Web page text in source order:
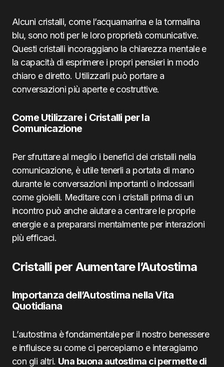
Alcuni cristalli, come l’acquamarina e la tormalina
blu, sono noti per le loro proprietà comunicative.
Questi cristalli incoraggiano la chiarezza mentale e
la capacità di esprimere i propri pensieri in modo
chiaro e diretto. Utilizzarli può portare a
conversazioni più aperte e costruttive.
Come Utilizzare i Cristalli per la
Comunicazione
Per sfruttare al meglio i benefici dei cristalli nella
comunicazione, è utile tenerli a portata di mano
durante le conversazioni importanti o indossarli
come gioielli. Meditare con i cristalli prima di un
incontro può anche aiutare a centrare le proprie
energie e a prepararsi mentalmente per interazioni
più efficaci.
Cristalli per Aumentare l’Autostima
Importanza dell’Autostima nella Vita
Quotidiana
L’autostima è fondamentale per il nostro benessere
e influisce su come ci percepiamo e interagiamo
con gli altri. Una buona autostima ci permette di